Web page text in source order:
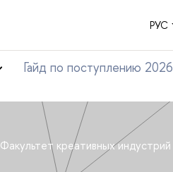
РУС
Гайд по поступлению 2026
Факультет креативных индустрий